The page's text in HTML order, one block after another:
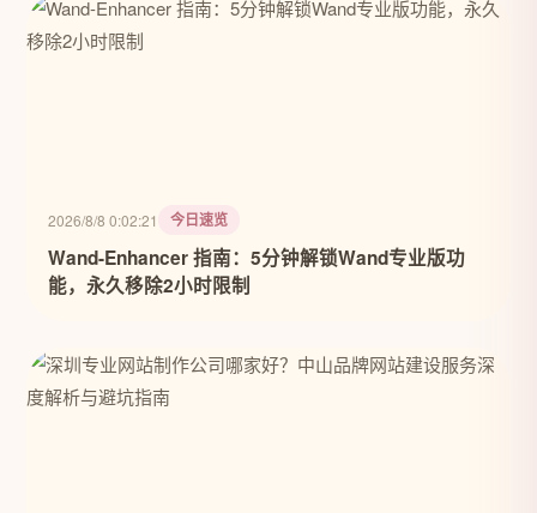
2026/8/8 0:02:21 今日速览
Wand-Enhancer 指南：5分钟解锁Wand专业版功
能，永久移除2小时限制